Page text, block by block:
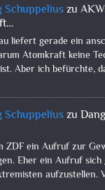
Schuppeliuszu
liefert gerade ein
Atomkraft keine
Aber ich befürchte,
Schuppeliuszu
ZDF ein Aufruf zur
Eher ein Aufruf sich
aufzustellen.